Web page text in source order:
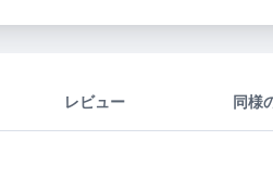
レビュー 同様